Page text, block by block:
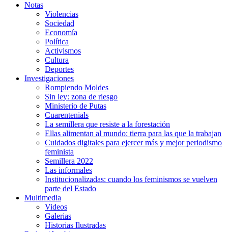
Notas
Violencias
Sociedad
Economía
Política
Activismos
Cultura
Deportes
Investigaciones
Rompiendo Moldes
Sin ley: zona de riesgo
Ministerio de Putas
Cuarentenials
La semillera que resiste a la forestación
Ellas alimentan al mundo: tierra para las que la trabajan
Cuidados digitales para ejercer más y mejor periodismo
feminista
Semillera 2022
Las informales
Institucionalizadas: cuando los feminismos se vuelven
parte del Estado
Multimedia
Videos
Galerias
Historias Ilustradas